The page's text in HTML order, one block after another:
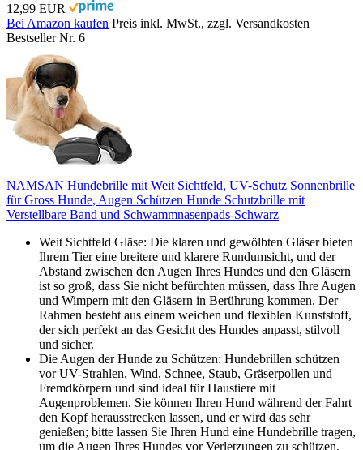
12,99 EUR
Bei Amazon kaufen Preis inkl. MwSt., zzgl. Versandkosten
Bestseller Nr. 6
NAMSAN Hundebrille mit Weit Sichtfeld, UV-Schutz Sonnenbrille
für Gross Hunde, Augen Schützen Hunde Schutzbrille mit
Verstellbare Band und Schwammnasenpads-Schwarz
Weit Sichtfeld Gläse: Die klaren und gewölbten Gläser bieten
Ihrem Tier eine breitere und klarere Rundumsicht, und der
Abstand zwischen den Augen Ihres Hundes und den Gläsern
ist so groß, dass Sie nicht befürchten müssen, dass Ihre Augen
und Wimpern mit den Gläsern in Berührung kommen. Der
Rahmen besteht aus einem weichen und flexiblen Kunststoff,
der sich perfekt an das Gesicht des Hundes anpasst, stilvoll
und sicher.
Die Augen der Hunde zu Schützen: Hundebrillen schützen
vor UV-Strahlen, Wind, Schnee, Staub, Gräserpollen und
Fremdkörpern und sind ideal für Haustiere mit
Augenproblemen. Sie können Ihren Hund während der Fahrt
den Kopf herausstrecken lassen, und er wird das sehr
genießen; bitte lassen Sie Ihren Hund eine Hundebrille tragen,
um die Augen Ihres Hundes vor Verletzungen zu schützen,